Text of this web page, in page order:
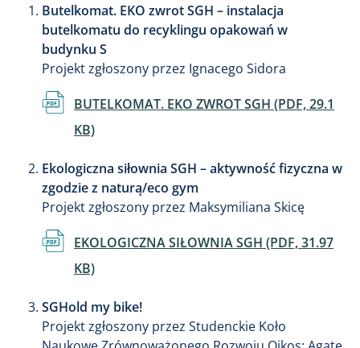
Butelkomat. EKO zwrot SGH – instalacja
butelkomatu do recyklingu opakowań w
budynku S
Projekt zgłoszony przez Ignacego Sidora
DokumentBUTELKOMAT. EKO ZWROT SGH (PDF, 29.1
KB)
Ekologiczna siłownia SGH – aktywność fizyczna w
zgodzie z naturą/eco gym
Projekt zgłoszony przez Maksymiliana Skicę
DokumentEKOLOGICZNA SIŁOWNIA SGH (PDF, 31.97
KB)
SGHold my bike!
Projekt zgłoszony przez Studenckie Koło